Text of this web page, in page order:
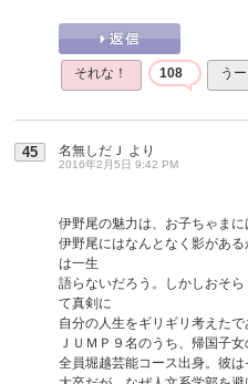
それな！ 108 う
45 名無しだＪ より
2016年2月5日 9:42 PM
伊野尾の魅力は、お子ちゃまに
伊野尾にはなんとなく影があ
は一生
語らないだろう。しかしおそ
て真剣に
自分の人生をギリギリ考えたで
ＪＵＭＰ９名のうち、帰国子
全員堀越芸能コース出身。彼は